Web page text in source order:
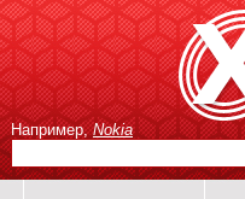
Например, Nokia